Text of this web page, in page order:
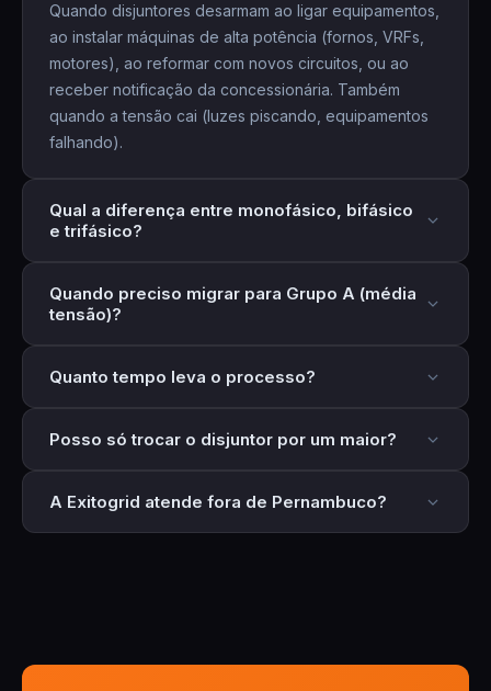
Quando disjuntores desarmam ao ligar equipamentos,
ao instalar máquinas de alta potência (fornos, VRFs,
motores), ao reformar com novos circuitos, ou ao
receber notificação da concessionária. Também
quando a tensão cai (luzes piscando, equipamentos
falhando).
Qual a diferença entre monofásico, bifásico
e trifásico?
(127/220V, 2 fases): até 25kW.Trifásico (220/380V, 3
fases): acima de 25kW. Quando a demanda cresce, é
concessionária.
Quando preciso migrar para Grupo A (média
tensão)?
subestação própriacom medição em MT (13,8kV). A
aprovação e energização.
Quanto tempo leva o processo?
Grupo B→A com subestação:45-90 dias. Nosso
Posso só trocar o disjuntor por um maior?
disjuntor sem trocar o cabo elimina a proteção — o
cabo superaquece e derrete dentro da parede,
A Exitogrid atende fora de Pernambuco?